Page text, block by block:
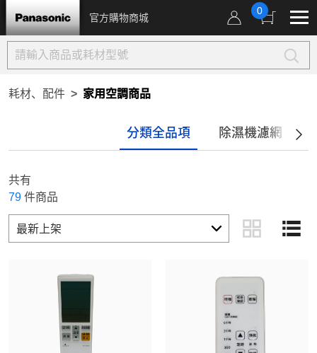
官方購物商城
0
耗材、配件 家用空調商品
分類全品項 除濕機濾網
共有
79 件商品